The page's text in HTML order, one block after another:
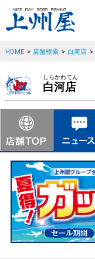
HOME > 店舗検索 > 白河店 >
しらかわてん
白河店